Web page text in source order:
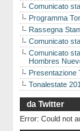
Comunicato
Programma
Rassegna
Comunicato
Comunicato
Hombres
Presentazione
Tonalestate
da Twitter
Error: Could not